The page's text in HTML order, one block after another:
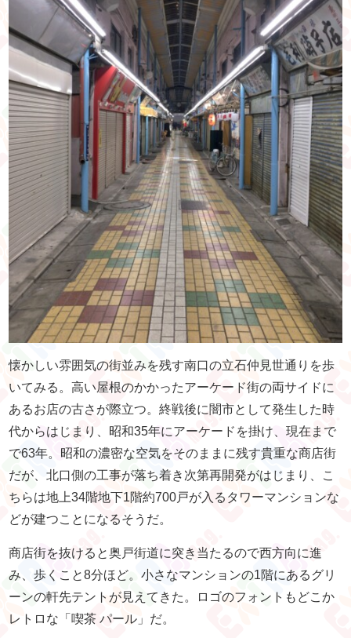
懐かしい雰囲気の街並みを残す南口の立石仲見世通りを歩
いてみる。高い屋根のかかったアーケード街の両サイドに
あるお店の古さが際立つ。終戦後に闇市として発生した時
代からはじまり、昭和35年にアーケードを掛け、現在まで
で63年。昭和の濃密な空気をそのままに残す貴重な商店街
だが、北口側の工事が落ち着き次第再開発がはじまり、こ
ちらは地上34階地下1階約700戸が入るタワーマンションな
どが建つことになるそうだ。
商店街を抜けると奥戸街道に突き当たるので西方向に進
み、歩くこと8分ほど。小さなマンションの1階にあるグリ
ーンの軒先テントが見えてきた。ロゴのフォントもどこか
レトロな「喫茶 パール」だ。